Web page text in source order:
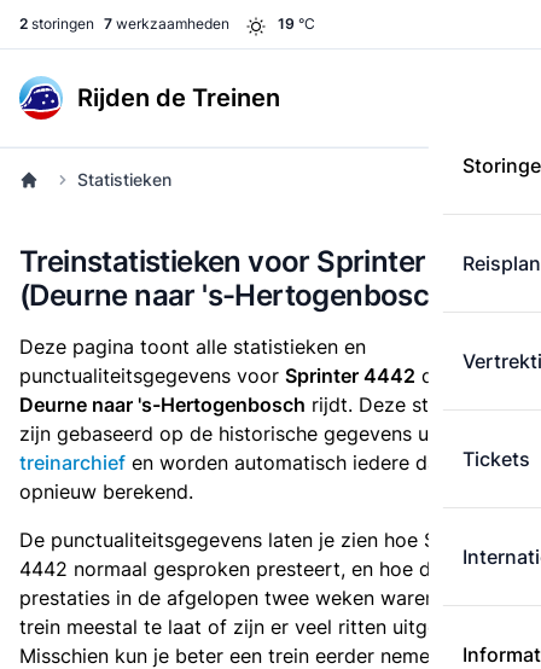
2 storingen 7 werkzaamheden 19 °C
Rijden de Treinen
Tickets
Statistieken
Treinstatistieken voor Sprinter 4442
(Deurne naar 's-Hertogenbosch)
Deze pagina toont alle statistieken en
punctualiteitsgegevens voor Sprinter 4442 die
van
Deurne naar 's-Hertogenbosch rijdt. Deze statistieken
zijn gebaseerd op de historische gegevens uit het
treinarchief en worden automatisch iedere dag
opnieuw berekend.
De punctualiteitsgegevens laten je zien hoe Sprinter
4442 normaal gesproken presteert, en hoe de
prestaties in de afgelopen twee weken waren. Is deze
trein meestal te laat of zijn er veel ritten uitgevallen?
Misschien kun je beter een trein eerder nemen als je